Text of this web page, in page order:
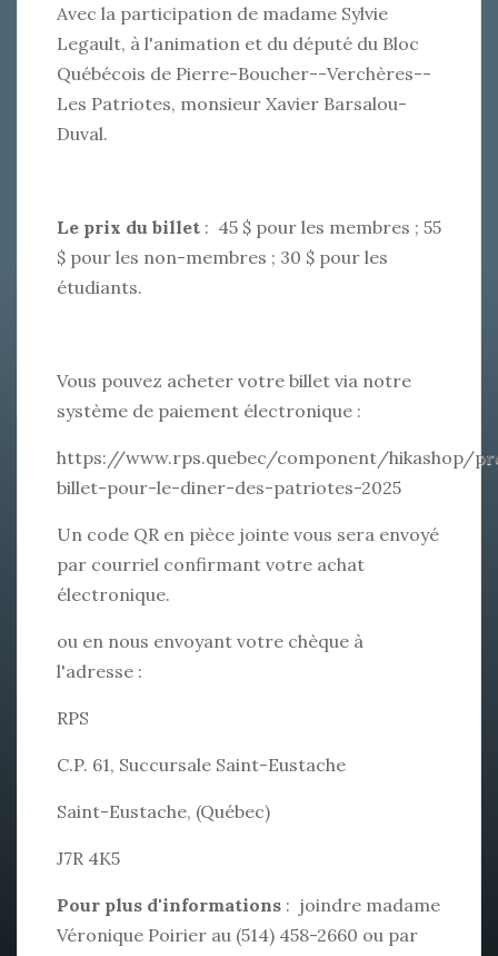
Avec la participation de madame Sylvie
Legault, à l'animation et du député du Bloc
Québécois de Pierre-Boucher--Verchères--
Les Patriotes, monsieur Xavier Barsalou-
Duval.
Le prix du billet : 45 $ pour les membres ; 55
$ pour les non-membres ; 30 $ pour les
étudiants.
Vous pouvez acheter votre billet via notre
système de paiement électronique :
https://www.rps.quebec/component/hikashop/
billet-pour-le-diner-des-patriotes-2025
Un code QR en pièce jointe vous sera envoyé
par courriel confirmant votre achat
électronique.
ou en nous envoyant votre chèque à
l'adresse :
RPS
C.P. 61, Succursale Saint-Eustache
Saint-Eustache, (Québec)
J7R 4K5
Pour plus d'informations : joindre madame
Véronique Poirier au (514) 458-2660 ou par